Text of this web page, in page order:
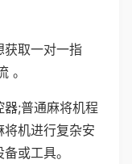
获取一对一指
。
;普通麻将机程
机进行复杂安
或工具。